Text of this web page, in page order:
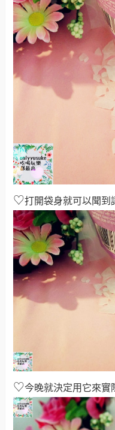
♡打開袋身就可以聞到
♡今晚就決定用它來實